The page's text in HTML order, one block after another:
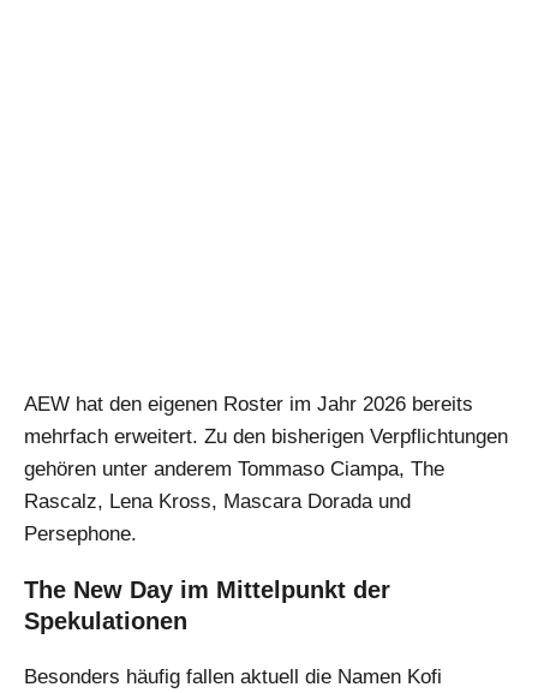
AEW hat den eigenen Roster im Jahr 2026 bereits
mehrfach erweitert. Zu den bisherigen Verpflichtungen
gehören unter anderem Tommaso Ciampa, The
Rascalz, Lena Kross, Mascara Dorada und
Persephone.
The New Day im Mittelpunkt der
Spekulationen
Besonders häufig fallen aktuell die Namen Kofi